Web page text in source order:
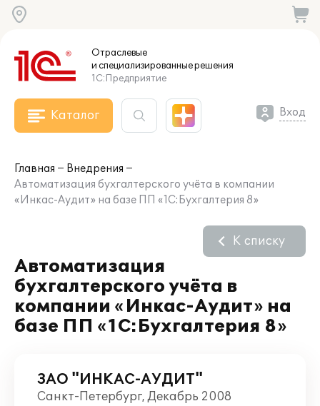
Отраслевые
и специализированныерешения
1С:Предприятие
Каталог Вход
Главная
Внедрения
Автоматизация бухгалтерского учёта в компании
«Инкас-Аудит» на базе ПП «1С:Бухгалтерия 8»
Автоматизация
бухгалтерского учёта в
компании «Инкас-Аудит» на
базе ПП «1С:Бухгалтерия 8»
К списку
ЗАО "ИНКАС-АУДИТ"
Санкт-Петербург, Декабрь 2008